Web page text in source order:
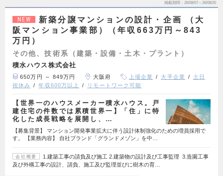
掲載期間 26/08/07～26/08/20
NEW
新築分譲マンションの設計・企画 （大
阪マンション事業部）（年収663万円～843
万円）
その他、技術系（建築・設備・土木・プラント）
積水ハウス株式会社
650万円 ～ 849万円 大阪府 上場企業 大手企業
土日
祝休み
年収600万以上 リモートワーク可能
【世界一のハウスメーカー積水ハウス。戸
建住宅の件数では累積世界一】「住」に特
化した成長戦略を展開し、…
【募集背景】 マンション開発事業拡大に伴う設計体制強化のための増員採用で
す。 【業務内容】 自社ブランド「グランドメゾン」を中…
会社概要
1.建築工事の請負及び施工 2.建築物の設計及び工事監理 3.造園工事
及び外構工事の設計、請負、施工及び監理並びに樹木の育…